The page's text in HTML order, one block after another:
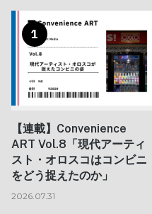
1
【連載】Convenience
ART Vol.8「現代アーティ
スト・オロスコはコンビニ
をどう捉えたのか」
2026.07.31